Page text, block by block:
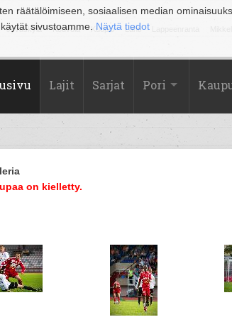
räätälöimiseen, sosiaalisen median
sivustoamme. Näytä tiedot
Jyväskylä Kouvola Kuopio Lahti
Lajit Sarjat Pori
on kielletty.